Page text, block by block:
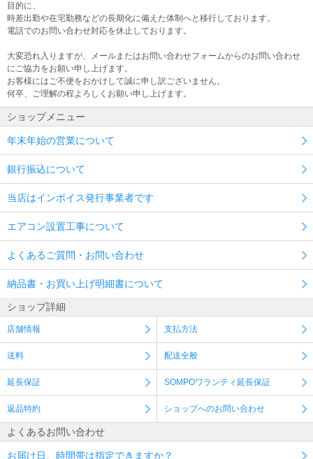
目的に、
時差出勤や在宅勤務などの長期化に備えた体制へと移行しております。
電話でのお問い合わせ対応を休止しております。
大変恐れ入りますが、メールまたはお問い合わせフォームからのお問い合わせ
にご協力をお願い申し上げます。
お客様にはご不便をおかけして誠に申し訳ございません。
何卒、ご理解の程よろしくお願い申し上げます。
ショップメニュー
年末年始の営業について
銀行振込について
当店はインボイス発行事業者です
エアコン設置工事について
よくあるご質問・お問い合わせ
納品書・お買い上げ明細書について
ショップ詳細
店舗情報 支払方法
送料 配送全般
延長保証 SOMPOワランティ延長保証
返品特約 ショップへのお問い合わせ
よくあるお問い合わせ
お届け日、時間帯は指定できますか？